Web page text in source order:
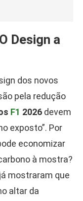
Design a
dos novos
pela redução
F1 2026 devem
exposto”. Por
economizar
à mostra?
mostraram que
altar da